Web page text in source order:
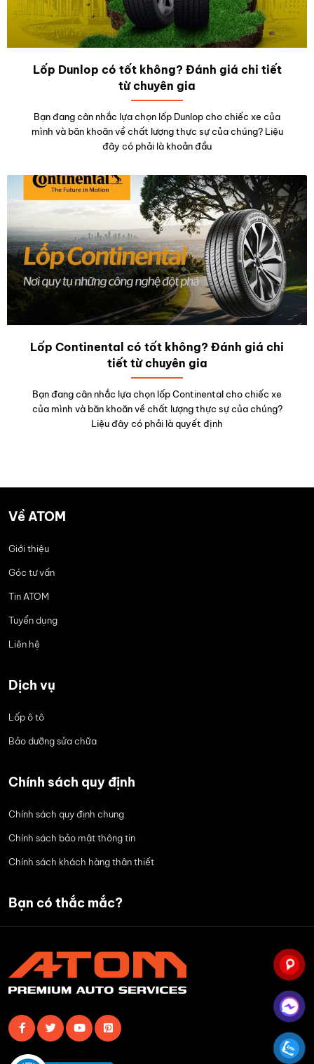
Lốp Dunlop có tốt không? Đánh giá chi tiết
từ chuyên gia
Bạn đang cân nhắc lựa chọn lốp Dunlop cho chiếc xe của
mình và băn khoăn về chất lượng thực sự của chúng? Liệu
đây có phải là khoản đầu
Lốp Continental có tốt không? Đánh giá chi
tiết từ chuyên gia
Bạn đang cân nhắc lựa chọn lốp Continental cho chiếc xe
của mình và băn khoăn về chất lượng thực sự của chúng?
Liệu đây có phải là quyết định
Về ATOM
Giới thiệu
Góc tư vấn
Tin ATOM
Tuyển dụng
Liên hệ
Dịch vụ
Lốp ô tô
Bảo dưỡng sửa chữa
Chính sách quy định
Chính sách quy định chung
Chính sách bảo mật thông tin
Chính sách khách hàng thân thiết
Bạn có thắc mắc?